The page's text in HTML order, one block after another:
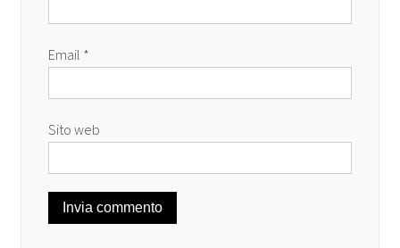
Email *
Sito web